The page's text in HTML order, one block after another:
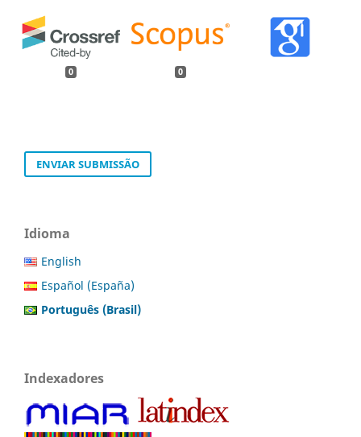
0 0
ENVIAR SUBMISSÃO
Idioma
English
Español (España)
Português (Brasil)
Indexadores